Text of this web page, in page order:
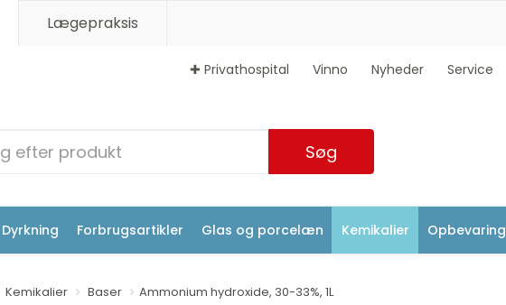
Lægepraksis
✚ Privathospital Vinno Nyheder Service
Søg
Dyrkning Forbrugsartikler Glas og porcelæn Kemikalier Opbevaring
Kemikalier Baser Ammonium hydroxide, 30-33%, 1L